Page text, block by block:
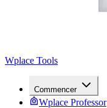
Wplace Tools
Commencer
Wplace Professor